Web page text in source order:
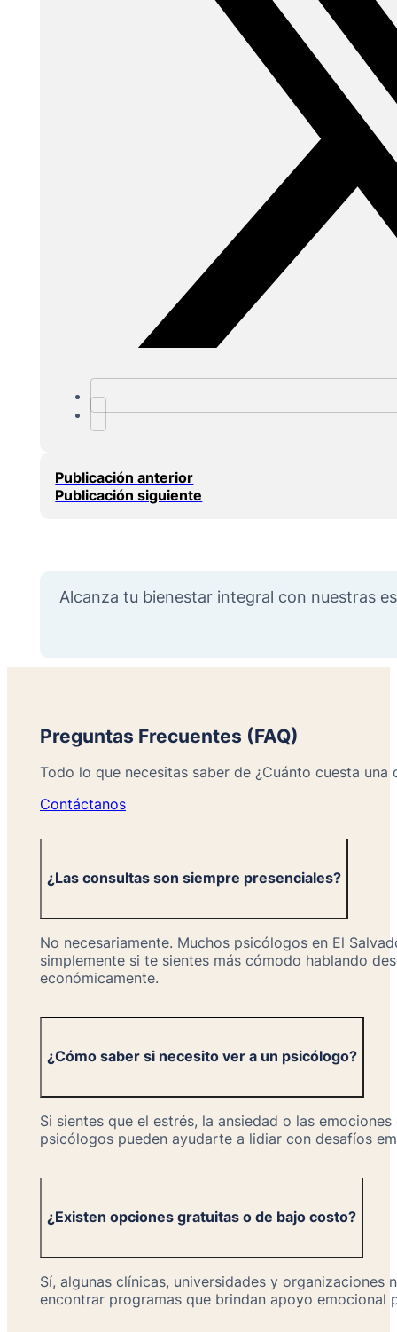
Publicación anterior
Publicación siguiente
Alcanza tu bienestar integral con nuestras
Preguntas Frecuentes (FAQ)
Todo lo que necesitas saber de ¿Cuánto cuesta
Contáctanos
¿Las consultas son siempre presenciales?
No necesariamente. Muchos psicólogos en El
simplemente si te sientes más cómodo hablando
económicamente.
¿Cómo saber si necesito ver a un psicólogo?
Si sientes que el estrés, la ansiedad o las
psicólogos pueden ayudarte a lidiar con desafíos
¿Existen opciones gratuitas o de bajo costo?
Sí, algunas clínicas, universidades y
encontrar programas que brindan apoyo emocional